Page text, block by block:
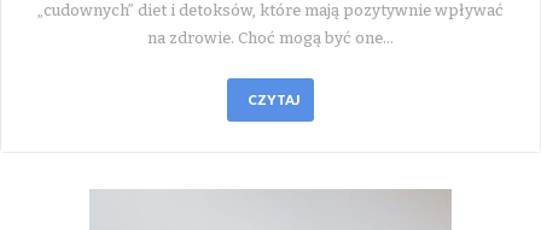
„cudownych” diet i detoksów, które mają pozytywnie wpływać
na zdrowie. Choć mogą być one…
CZYTAJ